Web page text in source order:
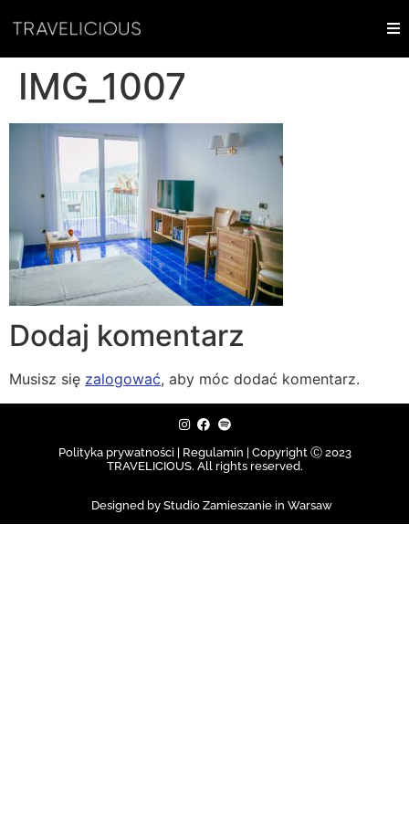
IMG_1007
Dodaj komentarz
Musisz się zalogować, aby móc dodać komentarz.
Polityka prywatności | Regulamin | Copyright Ⓒ 2023
TRAVELICIOUS. All rights reserved.
Designed by Studio Zamieszanie in Warsaw